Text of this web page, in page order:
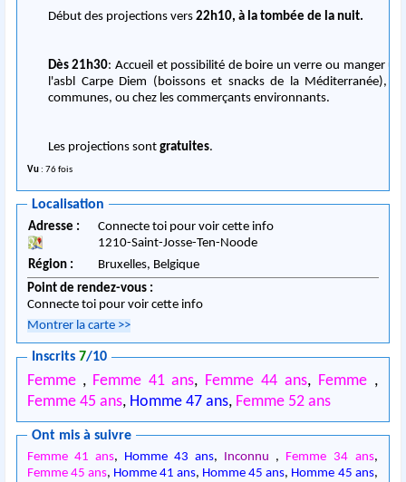
Début des projections vers22h10, à la tombée de la nuit.
Dès 21h30: Accueil et possibilité de boire un verre ou manger
l'asbl Carpe Diem (boissons et snacks de la Méditerranée),
communes, ou chez les commerçants environnants.
Les projections sontgratuites.
Vu : 76 fois
Localisation
Adresse :
Connecte toi pour voir cette info
1210-Saint-Josse-Ten-Noode
Région :
Bruxelles, Belgique
Point de rendez-vous :
Connecte toi pour voir cette info
Montrer la carte >>
Inscrits7/10
Femme , Femme 41 ans, Femme 44 ans, Femme ,
Femme 45 ans, Homme 47 ans, Femme 52 ans
Ont mis à suivre
Femme 41 ans, Homme 43 ans, Inconnu , Femme 34 ans,
Femme 45 ans, Homme 41 ans, Homme 45 ans, Homme 45 ans,